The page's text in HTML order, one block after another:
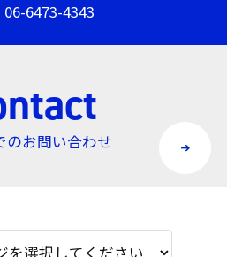
06-6473-4343
のお問い合わせ